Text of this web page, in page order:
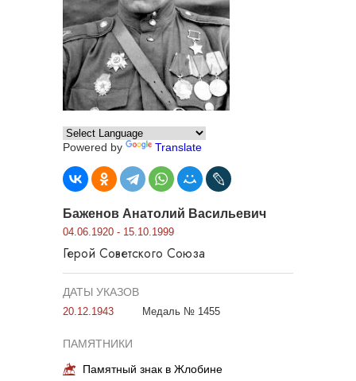
Powered by Translate
Баженов Анатолий Васильевич
04.06.1920 - 15.10.1999
Герой Советского Союза
ДАТЫ УКАЗОВ
20.12.1943 Медаль № 1455
ПАМЯТНИКИ
Памятный знак в Жлобине